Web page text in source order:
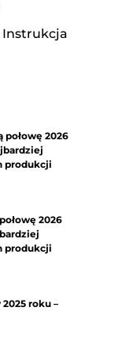
Instrukcja
połowę 2026
produkcji
2026
produkcji
roku –